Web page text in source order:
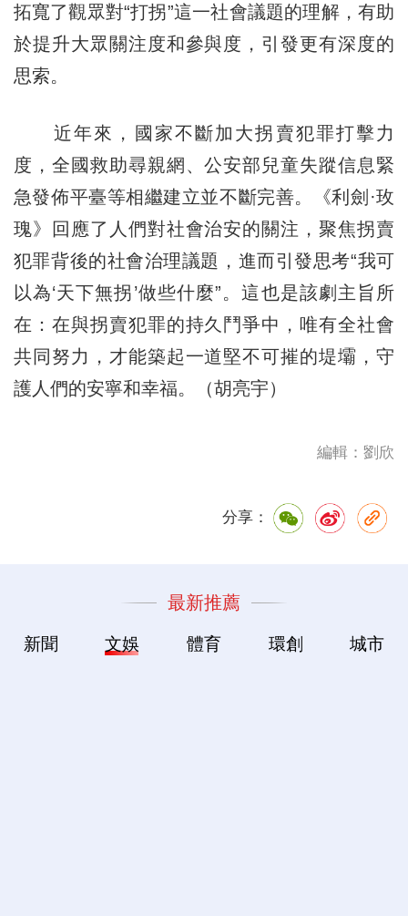
拓寬了觀眾對“打拐”這一社會議題的理解，有助
於提升大眾關注度和參與度，引發更有深度的
思索。
近年來，國家不斷加大拐賣犯罪打擊力
度，全國救助尋親網、公安部兒童失蹤信息緊
急發佈平臺等相繼建立並不斷完善。《利劍·玫
瑰》回應了人們對社會治安的關注，聚焦拐賣
犯罪背後的社會治理議題，進而引發思考“我可
以為‘天下無拐’做些什麼”。這也是該劇主旨所
在：在與拐賣犯罪的持久鬥爭中，唯有全社會
共同努力，才能築起一道堅不可摧的堤壩，守
護人們的安寧和幸福。（胡亮宇）
編輯：劉欣
分享：
最新推薦
新聞 文娛 體育 環創 城市